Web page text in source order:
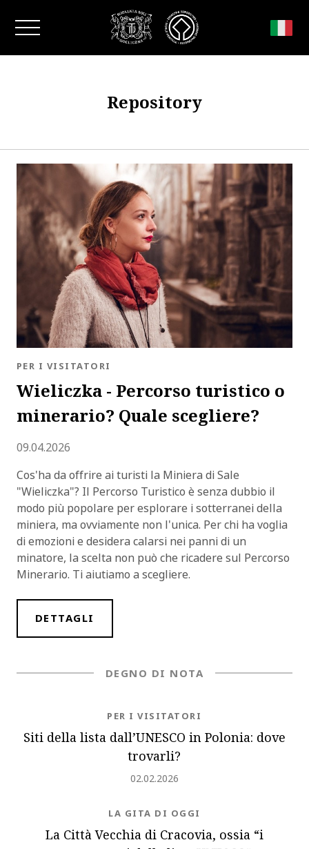
Chiudi la finestra
Repository
Wieliczka - Percorso turistico o
minerario? Quale scegliere?
BLOG.CATEGORY
PER I VISITATORI
Inserito
09.04.2026
Cos'ha da offrire ai turisti la Miniera di Sale
"Wieliczka"? Il Percorso Turistico è senza dubbio il
modo più popolare per esplorare i sotterranei della
miniera, ma ovviamente non l'unica. Per chi ha voglia
di emozioni e desidera calarsi nei panni di un
minatore, la scelta non può che ricadere sul Percorso
Minerario. Ti aiutiamo a scegliere.
DETTAGLI
DEGNO DI NOTA
Siti della lista dall’UNESCO in Polonia: dove
trovarli?
NEWS.CATEGORY
PER I VISITATORI
Inserito
02.02.2026
La Città Vecchia di Cracovia, ossia “i
NEWS.CATEGORY
LA GITA DI OGGI